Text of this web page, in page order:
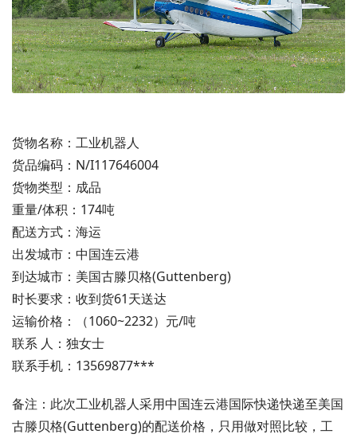
货物名称：工业机器人
货品编码：N/I117646004
货物类型：成品
重量/体积：174吨
配送方式：海运
出发城市：中国连云港
到达城市：美国古滕贝格(Guttenberg)
时长要求：收到货61天送达
运输价格：（1060~2232）元/吨
联系 人：独女士
联系手机：13569877***
备注：此次工业机器人采用中国连云港国际快递快递至美国
古滕贝格(Guttenberg)的配送价格，只用做对照比较，工